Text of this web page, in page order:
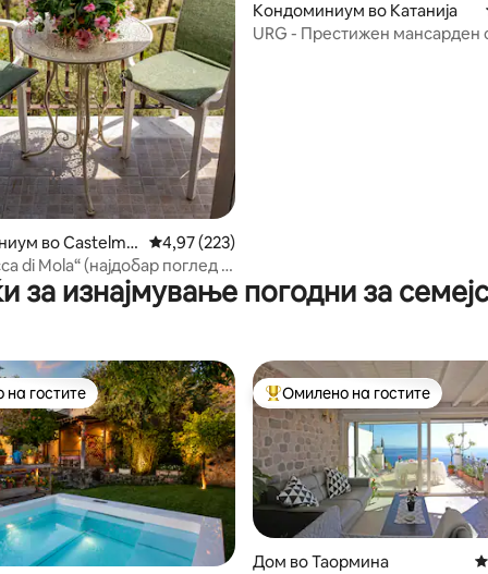
во Castelmol Просечна оцена: 4,97 од 5, 223 рецензии
4,97 (223)
Mola“ (најдобар поглед -
wifi)
Кондоминиум во Катанија
URG - Престижен мансарден
за изнајмување погодни за
гостите
гостите Меѓу најуспешните „Омилени
Омилено на гостите
Дом во Таормина